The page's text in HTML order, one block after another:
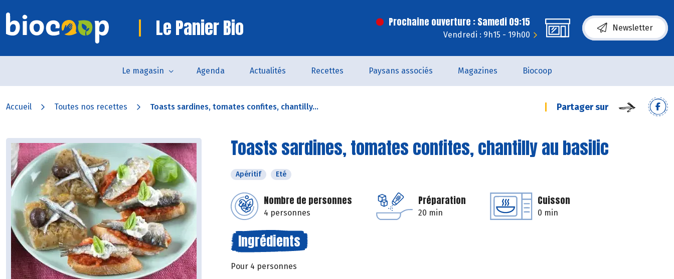
Le Panier Bio Prochaine ouverture : Samedi 09:15
Vendredi : 9h15 - 19h00
Newsletter
Le magasin Agenda Actualités Recettes Paysans associés Magazines Biocoop
Accueil Toutes nos recettes Toasts sardines, tomates confites, chantilly... Partager sur
Toasts sardines, tomates confites, chantilly au basilic
Apéritif Eté
Nombre de personnes
4 personnes
Préparation
20 min
Cuisson
0 min
Ingrédients
Pour 4 personnes